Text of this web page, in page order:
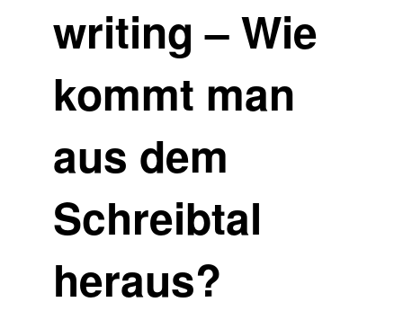
writing – Wie
kommt man
aus dem
Schreibtal
heraus?